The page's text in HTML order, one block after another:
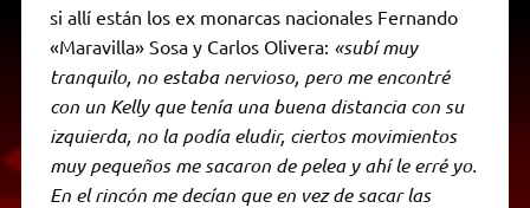
si allí están los ex monarcas nacionales Fernando
«Maravilla» Sosa y Carlos Olivera: «subí muy
tranquilo, no estaba nervioso, pero me encontré
con un Kelly que tenía una buena distancia con su
izquierda, no la podía eludir, ciertos movimientos
muy pequeños me sacaron de pelea y ahí le erré yo.
En el rincón me decían que en vez de sacar las